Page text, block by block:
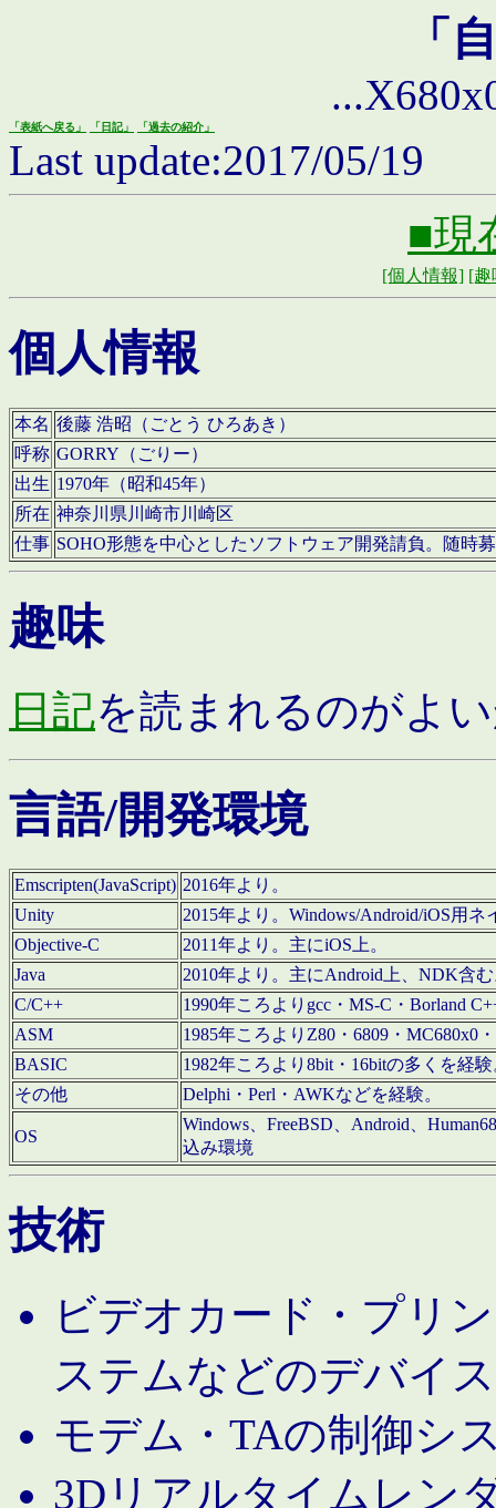
「
「表紙へ戻る」 「日記」 「過去の紹介」
Last update:2017/05/19
■現
[個人情報] [趣
個人情報
本名 後藤 浩昭（ごとう ひろあき）
呼称 GORRY（ごりー）
出生 1970年（昭和45年）
所在 神奈川県川崎市川崎区
仕事 SOHO形態を中心としたソフトウェア開発請負。随時
趣味
日記を読まれるのがよ
言語/開発環境
Emscripten(JavaScript) 2016年より。
Unity
2015年より。Windows/Android/iOS用
Objective-C
2011年より。主にiOS上。
Java
2010年より。主にAndroid上、NDK含
C/C++
1990年ころよりgcc・MS-C・Borland
ASM
1985年ころよりZ80・6809・MC680x0
BASIC
1982年ころより8bit・16bitの多くを経
その他
Delphi・Perl・AWKなどを経験。
OS
Windows、FreeBSD、Android、
込み環境
技術
ビデオカード・プリ
ステムなどのデバイ
モデム・TAの制御シ
3Dリアルタイムレン